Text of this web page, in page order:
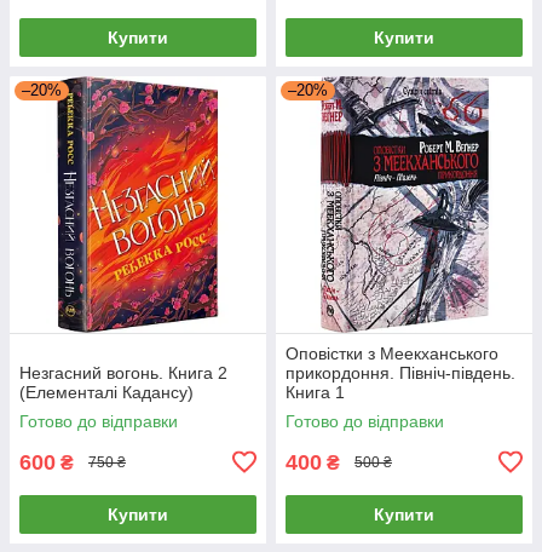
Купити Купити
–20%
Незгасний вогонь. Книга 2
(Елементалі Кадансу)
Готово до відправки
600 ₴ 750 ₴
Купити
–20%
Оповістки з Меекханського
прикордоння. Північ-південь.
Книга 1
Готово до відправки
400 ₴ 500 ₴
Купити